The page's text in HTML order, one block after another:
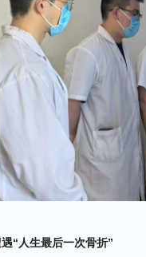
“人生最后一次骨折”